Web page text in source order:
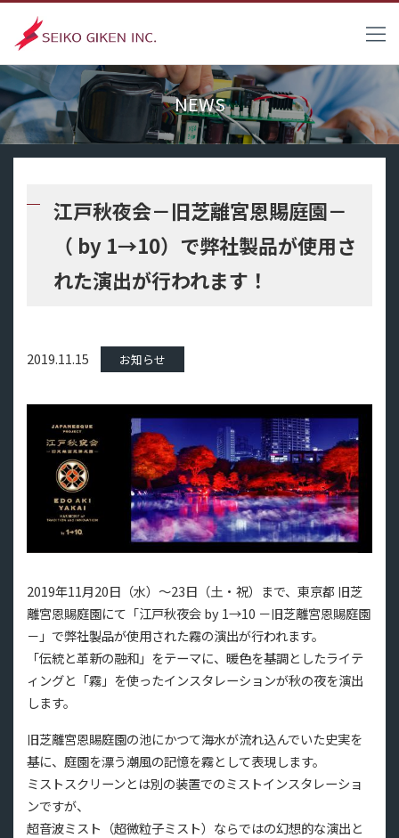
NEWS
江戸秋夜会－旧芝離宮恩賜庭園－
（ by 1→10）で弊社製品が使用さ
れた演出が行われます！
2019.11.15 お知らせ
2019年11月20日（水）～23日（土・祝）まで、東京都 旧芝
離宮恩賜庭園にて「江戸秋夜会 by 1→10 －旧芝離宮恩賜庭園
－」で弊社製品が使用された霧の演出が行われます。
「伝統と革新の融和」をテーマに、暖色を基調としたライテ
ィングと「霧」を使ったインスタレーションが秋の夜を演出
します。
旧芝離宮恩賜庭園の池にかつて海水が流れ込んでいた史実を
基に、庭園を漂う潮風の記憶を霧として表現します。
ミストスクリーンとは別の装置でのミストインスタレーショ
ンですが、
超音波ミスト（超微粒子ミスト）ならではの幻想的な演出と